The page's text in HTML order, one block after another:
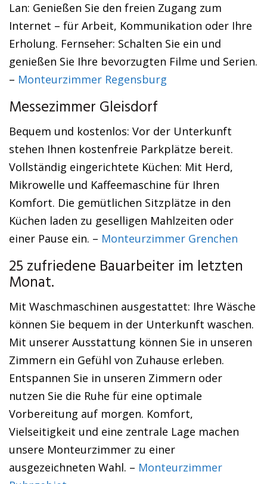
Lan: Genießen Sie den freien Zugang zum
Internet – für Arbeit, Kommunikation oder Ihre
Erholung. Fernseher: Schalten Sie ein und
genießen Sie Ihre bevorzugten Filme und Serien.
– Monteurzimmer Regensburg
Messezimmer Gleisdorf
Bequem und kostenlos: Vor der Unterkunft
stehen Ihnen kostenfreie Parkplätze bereit.
Vollständig eingerichtete Küchen: Mit Herd,
Mikrowelle und Kaffeemaschine für Ihren
Komfort. Die gemütlichen Sitzplätze in den
Küchen laden zu geselligen Mahlzeiten oder
einer Pause ein. – Monteurzimmer Grenchen
25 zufriedene Bauarbeiter im letzten
Monat.
Mit Waschmaschinen ausgestattet: Ihre Wäsche
können Sie bequem in der Unterkunft waschen.
Mit unserer Ausstattung können Sie in unseren
Zimmern ein Gefühl von Zuhause erleben.
Entspannen Sie in unseren Zimmern oder
nutzen Sie die Ruhe für eine optimale
Vorbereitung auf morgen. Komfort,
Vielseitigkeit und eine zentrale Lage machen
unsere Monteurzimmer zu einer
ausgezeichneten Wahl. – Monteurzimmer